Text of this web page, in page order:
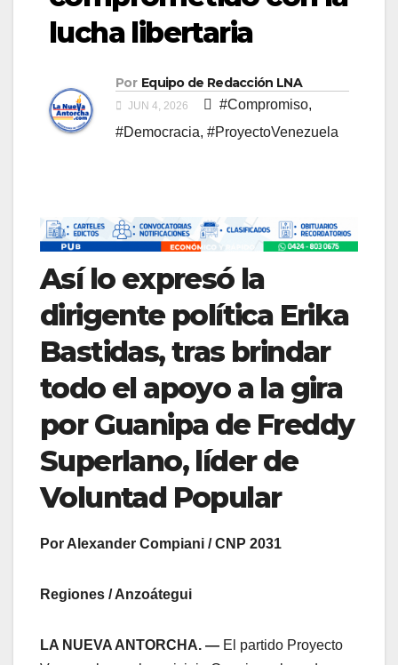
lucha libertaria
Por Equipo de Redacción LNA
JUN 4, 2026 #Compromiso,
#Democracia, #ProyectoVenezuela
​Así lo expresó la
dirigente política Erika
Bastidas, tras brindar
todo el apoyo a la gira
por Guanipa de Freddy
Superlano, líder de
Voluntad Popular
Por Alexander Compiani / CNP 2031
Regiones / Anzoátegui
LA NUEVA ANTORCHA. — El partido Proyecto